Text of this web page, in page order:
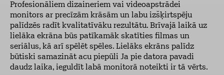
Profesionāliem dizaineriem vai videoapstrādei
monitors ar precīzām krāsām un labu izšķirtspēju
palīdzēs radīt kvalitatīvāku rezultātu. Brīvajā laikā uz
lielāka ekrāna būs patīkamāk skatīties filmas un
seriālus, kā arī spēlēt spēles. Lielāks ekrāns palīdz
būtiski samazināt acu piepūli Ja pie datora pavadi
daudz laika, ieguldīt labā monitorā noteikti ir tā vērts.